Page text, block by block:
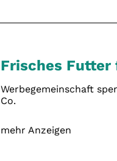
Frisches Futter
Werbegemeinschaft
Co.
mehr Anzeigen